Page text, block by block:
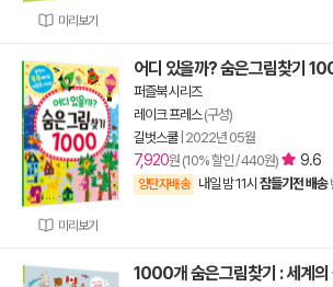
미리보기
미리보기
어디 있을까? 숨은그림찾기
퍼즐북 시리즈
레이크 프레스(구성)
길벗스쿨| 2022년 05월
7,920원 (10% 할인 / 440원) 9.6
양탄자배송 내일 밤 11시 잠들기전 배송
1000개 숨은그림찾기 : 세계의